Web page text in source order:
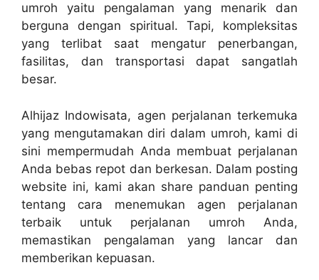
umroh yaitu pengalaman yang menarik dan
berguna dengan spiritual. Tapi, kompleksitas
yang terlibat saat mengatur penerbangan,
fasilitas, dan transportasi dapat sangatlah
besar.
Alhijaz Indowisata, agen perjalanan terkemuka
yang mengutamakan diri dalam umroh, kami di
sini mempermudah Anda membuat perjalanan
Anda bebas repot dan berkesan. Dalam posting
website ini, kami akan share panduan penting
tentang cara menemukan agen perjalanan
terbaik untuk perjalanan umroh Anda,
memastikan pengalaman yang lancar dan
memberikan kepuasan.